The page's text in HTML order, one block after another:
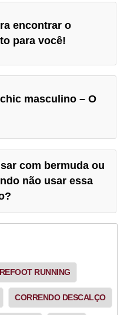
encontrar o
para você!
masculino – O
com bermuda ou
não usar essa
RUNNING
CORRENDO DESCALÇO